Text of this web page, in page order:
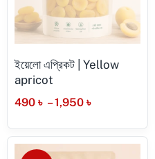
ইয়েলো এপ্রিকট | Yellow
apricot
490 ৳ – 1,950 ৳